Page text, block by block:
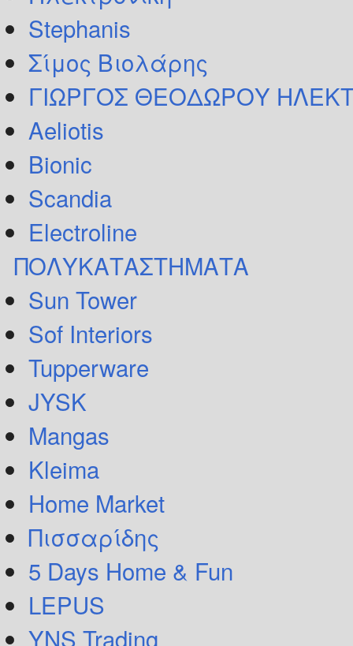
Stephanis
Σίμος Βιολάρης
ΓΙΩΡΓΟΣ ΘΕΟΔΩΡΟΥ
Aeliotis
Bionic
Scandia
Electroline
ΠΟΛΥΚΑΤΑΣΤΗΜΑΤΑ
Sun Tower
Sof Interiors
Tupperware
JYSK
Mangas
Kleima
Home Market
Πισσαρίδης
5 Days Home & Fun
LEPUS
YNS Trading